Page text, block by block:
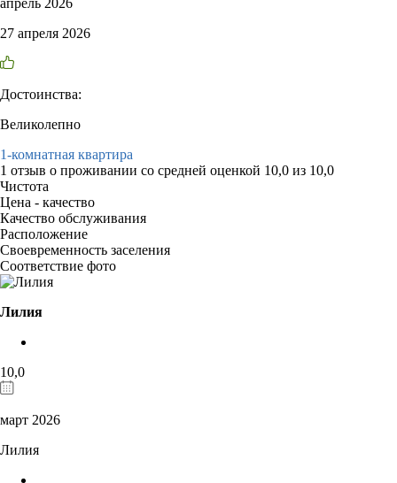
27 апреля 2026
Достоинства:
Великолепно
1-комнатная квартира
1 отзыв о проживании со средней оценкой 10,0 из 10,0
Чистота
Цена - качество
Качество обслуживания
Расположение
Своевременность заселения
Соответствие фото
Лилия
10,0
март 2026
Лилия